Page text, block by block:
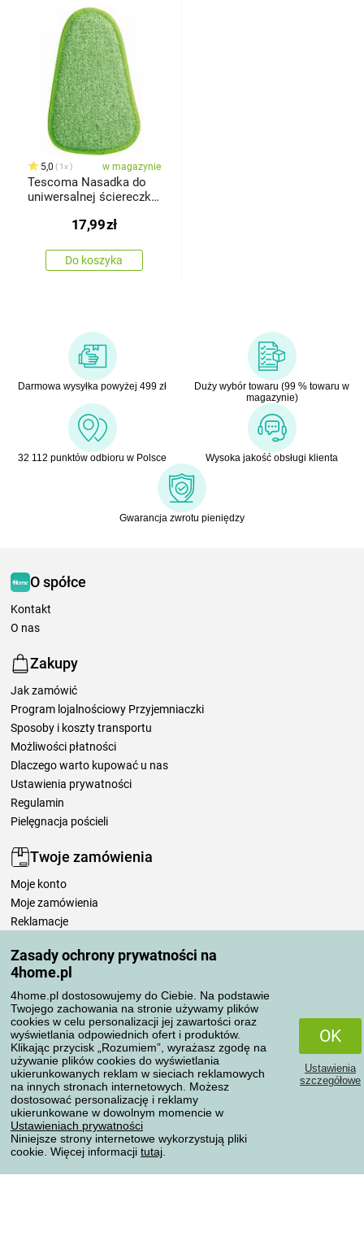
Zasady ochrony prywatności na
4home.pl
4home.pl dostosowujemy do Ciebie. Na podstawie
Twojego zachowania na stronie używamy plików
cookies w celu personalizacji jej zawartości oraz
wyświetlania odpowiednich ofert i produktów.
Klikając przycisk „Rozumiem”, wyrażasz zgodę na
używanie plików cookies do wyświetlania
ukierunkowanych reklam w sieciach reklamowych
na innych stronach internetowych. Możesz
dostosować personalizację i reklamy
ukierunkowane w dowolnym momencie w
Ustawieniach prywatności
Niniejsze strony internetowe wykorzystują pliki
cookie. Więcej informacji tutaj
OK
Ustawienia
szczegółowe
5,0 1x w magazynie
Tescoma Nasadka do
uniwersalnej ściereczki
17,99zł
Do koszyka
Darmowa wysyłka powyżej 499 zł
Duży wybór towaru (99 % towaru w
magazynie)
32 112 punktów odbioru w Polsce Wysoka jakość obsługi klienta
Gwarancja zwrotu pieniędzy
O spółce
Kontakt
O nas
Zakupy
Jak zamówić
Program lojalnościowy Przyjemniaczki
Sposoby i koszty transportu
Możliwości płatności
Dlaczego warto kupować u nas
Ustawienia prywatności
Regulamin
Pielęgnacja pościeli
Twoje zamówienia
Moje konto
Moje zamówienia
Reklamacje
Zasady przetwarzania recenzji
Sposoby transportu
Metody płatności
Niezawodny sklep